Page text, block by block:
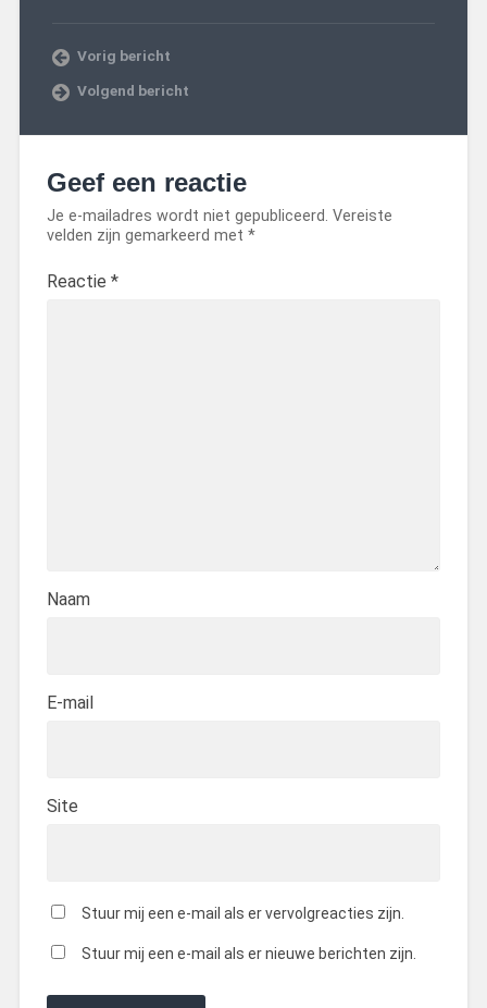
Vorig bericht
Volgend bericht
Geef een reactie
Je e-mailadres wordt niet gepubliceerd. Vereiste
velden zijn gemarkeerd met *
Reactie *
Naam
E-mail
Site
Stuur mij een e-mail als er vervolgreacties zijn.
Stuur mij een e-mail als er nieuwe berichten zijn.